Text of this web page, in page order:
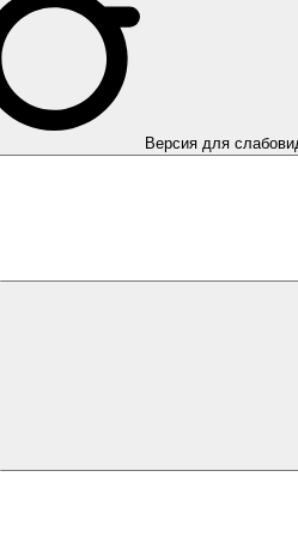
Версия для